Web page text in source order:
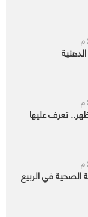
في الربيع